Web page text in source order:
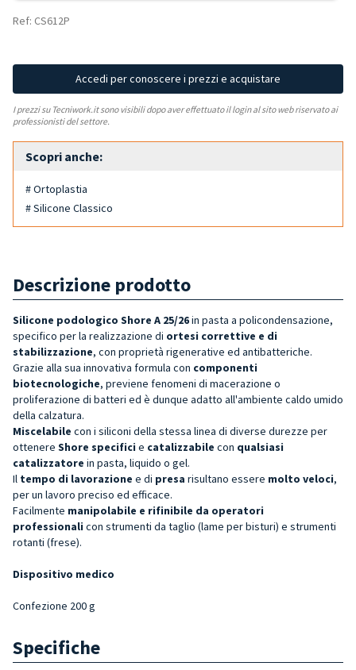
Ref: CS612P
Accedi per conoscere i prezzi e acquistare
I prezzi su Tecniwork.it sono visibili dopo aver effettuato il login al sito web riservato ai
professionisti del settore.
Scopri anche:
# Ortoplastia
# Silicone Classico
Descrizione prodotto
Silicone podologico Shore A 25/26in pasta a policondensazione,
specifico per la realizzazione di ortesi correttive e di
stabilizzazione, con proprietà rigenerative ed antibatteriche.
Grazie alla sua innovativa formula con componenti
biotecnologiche, previene fenomeni di macerazione o
proliferazione di batteri ed è dunque adatto all'ambiente caldo umido
della calzatura.
Miscelabile con i siliconi della stessa linea di diverse durezze per
ottenere Shore specifici e catalizzabile con qualsiasi
catalizzatore in pasta, liquido o gel.
Il tempo di lavorazione e di presa risultano essere molto veloci,
per un lavoro preciso ed efficace.
Facilmente manipolabile e rifinibile da operatori
professionali con strumenti da taglio (lame per bisturi) e strumenti
rotanti (frese).
Dispositivo medico
Confezione 200 g
Specifiche